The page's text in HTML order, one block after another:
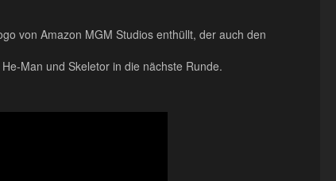
von Amazon MGM Studios enthüllt, der auch den
Man und Skeletor in die nächste Runde.